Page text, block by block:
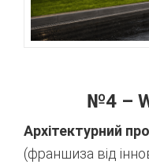
№4 –
Архітектурний
(франшиза від